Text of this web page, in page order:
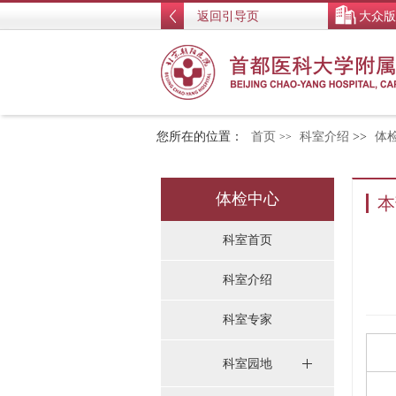
返回引导页 大众版
您所在的位置： 首页 >> 科室介绍 >> 体
体检中心
科室首页
科室介绍
科室专家
科室园地